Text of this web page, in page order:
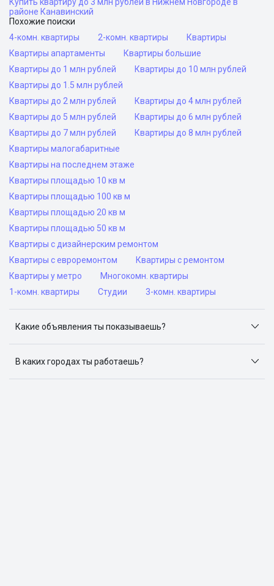
районе Канавинский
Похожие поиски
4-комн. квартиры
2-комн. квартиры
Квартиры
Квартиры апартаменты
Квартиры большие
Квартиры до 1 млн рублей
Квартиры до 10 млн рублей
Квартиры до 1.5 млн рублей
Квартиры до 2 млн рублей
Квартиры до 4 млн рублей
Квартиры до 5 млн рублей
Квартиры до 6 млн рублей
Квартиры до 7 млн рублей
Квартиры до 8 млн рублей
Квартиры малогабаритные
Квартиры на последнем этаже
Квартиры площадью 10 кв м
Квартиры площадью 100 кв м
Квартиры площадью 20 кв м
Квартиры площадью 50 кв м
Квартиры с дизайнерским ремонтом
Квартиры с евроремонтом
Квартиры с ремонтом
Квартиры у метро
Многокомн. квартиры
1-комн. квартиры
Студии 3-комн. квартиры
Какие объявления ты показываешь?
объявлений: ЦИАН, Домклик, Яндекс.Недвижимость,
Авито, Самолет.Плюс.
В каких городах ты работаешь?